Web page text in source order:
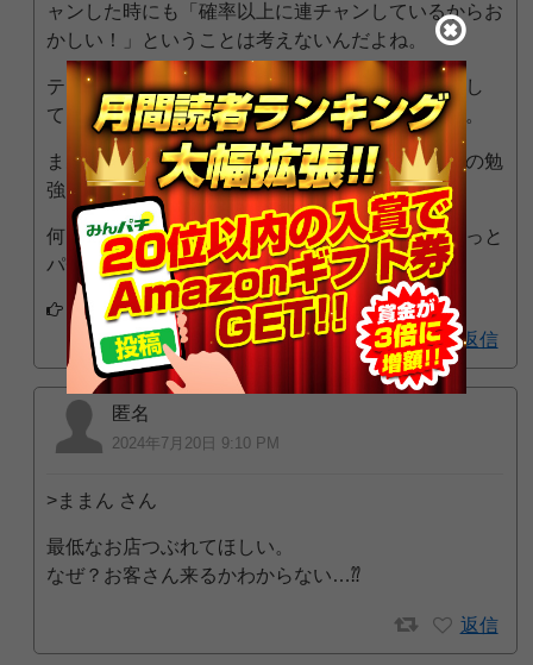
ャンした時にも「確率以上に連チャンしているからお
かしい！」ということは考えないんだよね。
テメエに都合のいいことは当然の現象として処理し
て、都合の悪いことに対してはギャーギャー喚く。
まあ、何というかまずはパチンコや確率の仕組みの勉
強をするべきだろ。
何はともかく、こういうバカな客が沢山いてくれっと
パチ屋も安泰ではあるよな。
アプリでフォローする
返信
匿名
2024年7月20日 9:10 PM
>ままん さん
最低なお店つぶれてほしい。
なぜ？お客さん来るかわからない…⁇
返信